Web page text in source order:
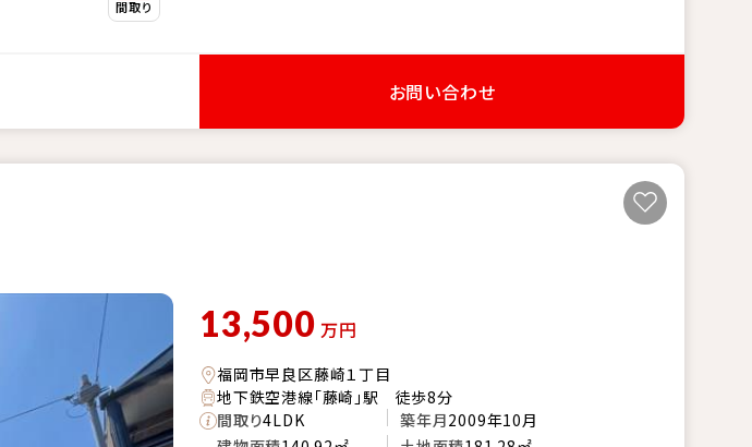
お問い合わせ
13,500 万円
福岡市早良区藤崎１丁目
地下鉄空港線「藤崎」駅 徒歩8分
間取り4LDK 築年月2009年10月